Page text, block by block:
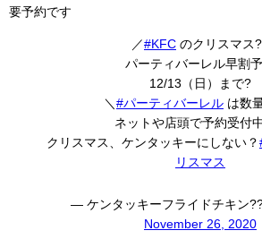
要予約です
／#KFC のクリスマス
パーティバーレル早割
12/13（日）まで?
＼ #パーティバーレル は数
ネットや店頭で予約受付
クリスマス、ケンタッキーにしない？
リスマス
— ケンタッキーフライドチキン
November 26, 2020